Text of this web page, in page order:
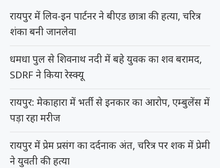
रायपुर में लिव-इन पार्टनर ने बीएड छात्रा की हत्या, चरित्र
शंका बनी जानलेवा
धमधा पुल से शिवनाथ नदी में बहे युवक का शव बरामद,
SDRF ने किया रेस्क्यू
रायपुर: मेकाहारा में भर्ती से इनकार का आरोप, एम्बुलेंस में
पड़ा रहा मरीज
रायपुर में प्रेम प्रसंग का दर्दनाक अंत, चरित्र पर शक में प्रेमी
ने युवती की हत्या